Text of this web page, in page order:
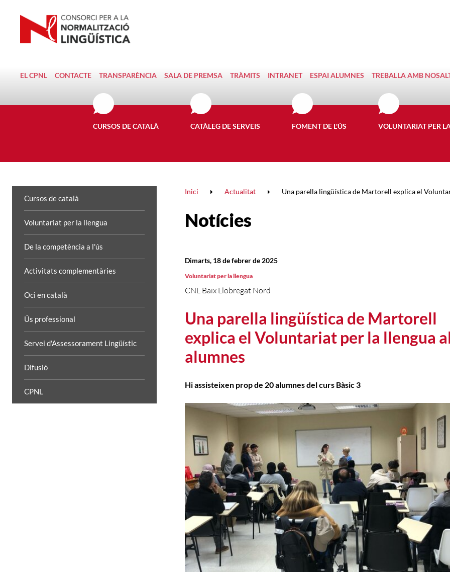
EL CPNL CONTACTE TRANSPARÈNCIA SALA DE PREMSA TRÀMITS INTRANET ESPAI ALUMNES TREBALLA AMB
CURSOS DE CATALÀ CATÀLEG DE SERVEIS FOMENT DE L'ÚS VOLUNTARIAT PER
Cursos de català
Voluntariat per la llengua
De la competència a l'ús
Activitats complementàries
Oci en català
Ús professional
Servei d'Assessorament Lingüístic
Difusió
CPNL
Inici Actualitat Una parella lingüística de Martorell explica el
Notícies
Una parella lingüística de Martorell
explica el Voluntariat per la llengua
alumnes
CNL Baix Llobregat Nord
Dimarts, 18 de febrer de 2025
Voluntariat per la llengua
Hi assisteixen prop de 20 alumnes del curs Bàsic 3